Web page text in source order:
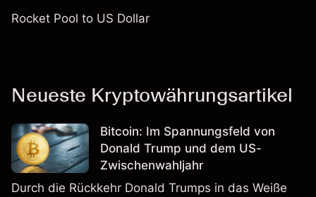
Rocket Pool to US Dollar
Neueste Kryptowährungsartikel
Bitcoin: Im Spannungsfeld von
Donald Trump und dem US-
Zwischenwahljahr
Durch die Rückkehr Donald Trumps in das Weiße